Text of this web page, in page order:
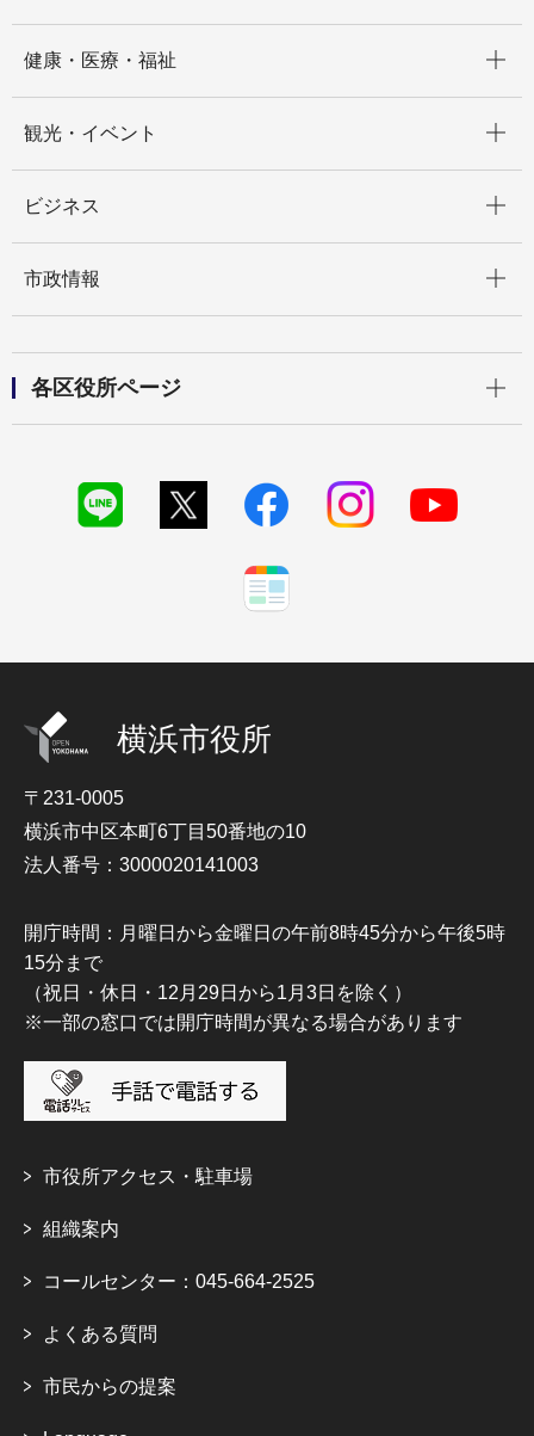
健康・医療・福祉
観光・イベント
ビジネス
市政情報
各区役所ページ
横浜市役所
〒231-0005
横浜市中区本町6丁目50番地の10
法人番号：3000020141003
開庁時間：月曜日から金曜日の午前8時45分から午後5時
15分まで
（祝日・休日・12月29日から1月3日を除く）
※一部の窓口では開庁時間が異なる場合があります
市役所アクセス・駐車場
組織案内
コールセンター：045-664-2525
よくある質問
市民からの提案